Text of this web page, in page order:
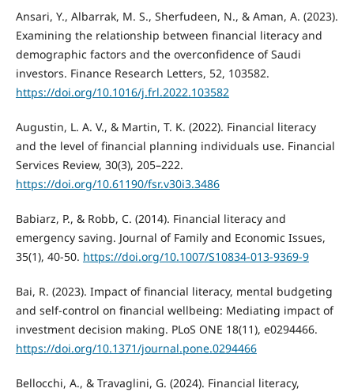
Ansari, Y., Albarrak, M. S., Sherfudeen, N., & Aman, A. (2023).
Examining the relationship between financial literacy and
demographic factors and the overconfidence of Saudi
investors. Finance Research Letters, 52, 103582.
https://doi.org/10.1016/j.frl.2022.103582
Augustin, L. A. V., & Martin, T. K. (2022). Financial literacy
and the level of financial planning individuals use. Financial
Services Review, 30(3), 205–222.
https://doi.org/10.61190/fsr.v30i3.3486
Babiarz, P., & Robb, C. (2014). Financial literacy and
emergency saving. Journal of Family and Economic Issues,
35(1), 40-50. https://doi.org/10.1007/S10834-013-9369-9
Bai, R. (2023). Impact of financial literacy, mental budgeting
and self-control on financial wellbeing: Mediating impact of
investment decision making. PLoS ONE 18(11), e0294466.
https://doi.org/10.1371/journal.pone.0294466
Bellocchi, A., & Travaglini, G. (2024). Financial literacy,